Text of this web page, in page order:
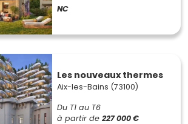
NC
Les nouveaux thermes
Aix-les-Bains (73100)
Du T1 au T6
à partir de 227 000 €